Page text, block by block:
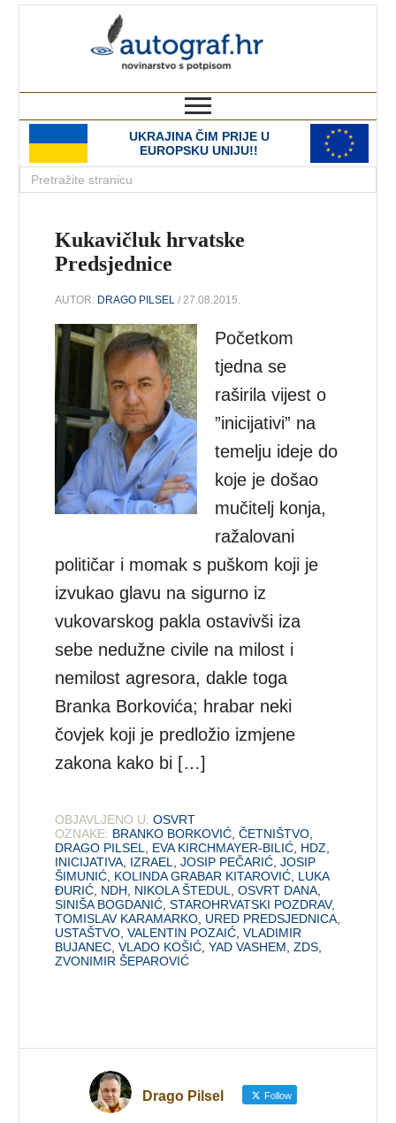
UKRAJINA ČIM PRIJE U
EUROPSKU UNIJU!!
Kukavičluk hrvatske
Predsjednice
AUTOR: DRAGO PILSEL / 27.08.2015.
Početkom
tjedna se
raširila vijest o
”inicijativi” na
temelju ideje do
koje je došao
mučitelj konja,
ražalovani
političar i momak s puškom koji je
izvukao glavu na sigurno iz
vukovarskog pakla ostavivši iza
sebe nedužne civile na milost i
nemilost agresora, dakle toga
Branka Borkovića; hrabar neki
čovjek koji je predložio izmjene
zakona kako bi […]
OBJAVLJENO U: OSVRT
OZNAKE: BRANKO BORKOVIĆ ,ČETNIŠTVO
DRAGO PILSEL
EVA KIRCHMAYER-BILIĆ HDZ
INICIJATIVA IZRAEL ,JOSIP PEČARIĆ ,JOSIP
ŠIMUNIĆ KOLINDA GRABAR KITAROVIĆ LUKA
ĐURIĆ NDH NIKOLA ŠTEDUL ,OSVRT DANA
SINIŠA BOGDANIĆ ,STAROHRVATSKI POZDRAV,
TOMISLAV KARAMARKO URED PREDSJEDNICA
USTAŠTVO ,VALENTIN POZAIĆ ,VLADIMIR
BUJANEC ,VLADO KOŠIĆ ,YAD VASHEM ,ZDS
ZVONIMIR ŠEPAROVIĆ
Drago Pilsel Follow